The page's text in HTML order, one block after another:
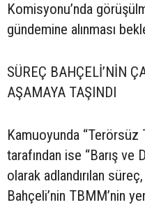
Komisyonu’nda
gündemine alınması
SÜREÇ BAHÇELİ’NİN
AŞAMAYA TAŞINDI
Kamuoyunda “Terörsüz
tarafından ise “Barış
olarak adlandırılan
Bahçeli’nin TBMM’nin